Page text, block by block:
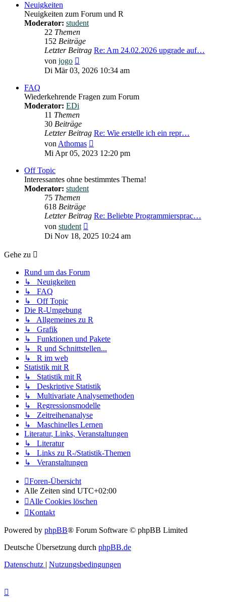
Neuigkeiten
Neuigkeiten zum Forum und R
Moderator: student
22 Themen
152 Beiträge
Letzter Beitrag Re: Am 24.02.2026 upgrade auf…
von jogo
Beitrag
Di Mär 03, 2026 10:34 am
FAQ
Wiederkehrende Fragen zum Forum
Moderator: EDi
11 Themen
30 Beiträge
Letzter Beitrag Re: Wie erstelle ich ein repr…
von Athomas
Beitrag
Mi Apr 05, 2023 12:20 pm
Off Topic
Interessantes ohne bestimmtes Thema!
Moderator: student
75 Themen
618 Beiträge
Letzter Beitrag Re: Beliebte Programmiersprac…
von student
Beitrag
Di Nov 18, 2025 10:24 am
Gehe zu
Rund um das Forum
↳ Neuigkeiten
↳ FAQ
↳ Off Topic
Die R-Umgebung
↳ Allgemeines zu R
↳ Grafik
↳ Funktionen und Pakete
↳ R und Schnittstellen...
↳ R im web
Statistik mit R
↳ Statistik mit R
↳ Deskriptive Statistik
↳ Multivariate Analysemethoden
↳ Regressionsmodelle
↳ Zeitreihenanalyse
↳ Maschinelles Lernen
Literatur, Links, Veranstaltungen
↳ Literatur
↳ Links zu R-/Statistik-Themen
↳ Veranstaltungen
Foren-Übersicht
Alle Zeiten sind UTC+02:00
Alle Cookies löschen
Kontakt
Powered by phpBB® Forum Software © phpBB Limited
Deutsche Übersetzung durch phpBB.de
Datenschutz | Nutzungsbedingungen